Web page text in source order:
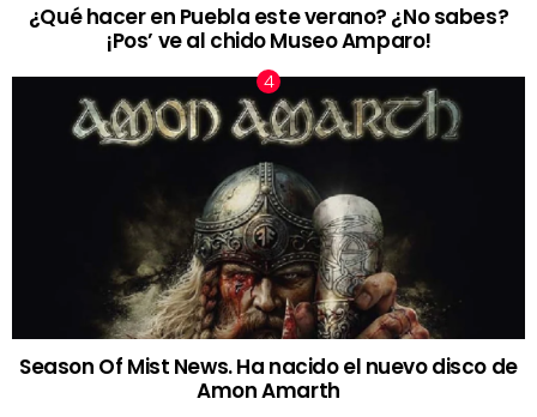
¿Qué hacer en Puebla este verano? ¿No sabes?
¡Pos’ ve al chido Museo Amparo!
Season Of Mist News. Ha nacido el nuevo disco de
Amon Amarth